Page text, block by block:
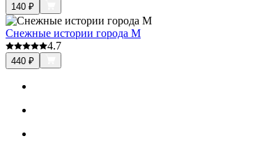
140 ₽
Снежные истории города М
4.7
440 ₽